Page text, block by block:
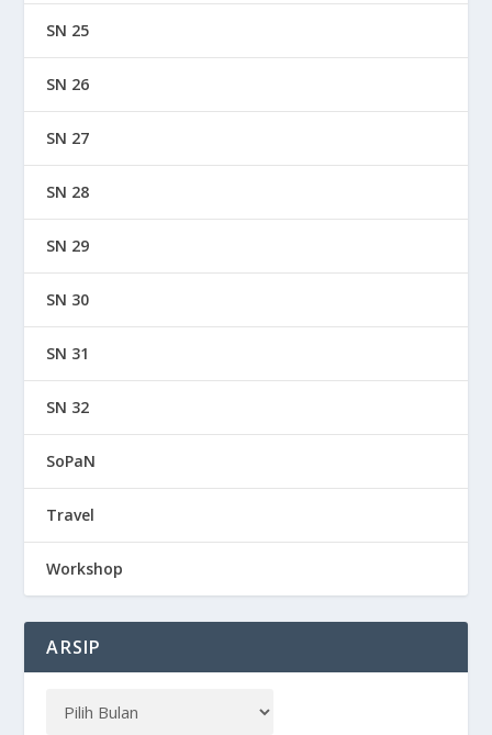
SN 25
SN 26
SN 27
SN 28
SN 29
SN 30
SN 31
SN 32
SoPaN
Travel
Workshop
ARSIP